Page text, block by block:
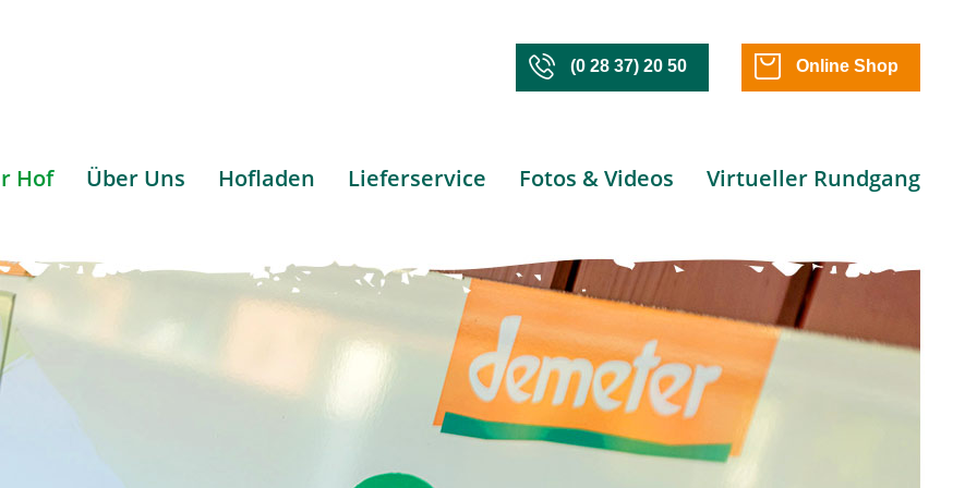
(0 28 37) 20 50 Online Shop
Hof Über Uns Hofladen Lieferservice Fotos & Videos Virtueller Rundgang